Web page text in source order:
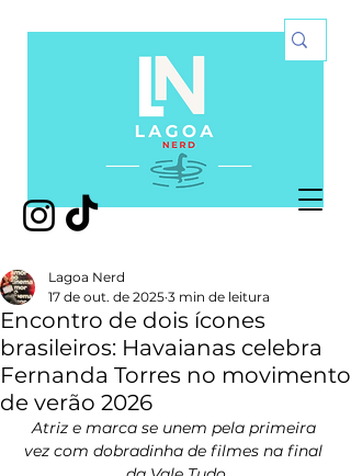
Encontro de dois ícones
brasileiros: Havaianas celebra
Fernanda Torres no movimento
de verão 2026
Lagoa Nerd
17 de out. de 2025 3 min de leitura
Atriz e marca se unem pela primeira
vez com dobradinha de filmes na final